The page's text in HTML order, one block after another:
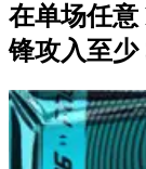
在单场任
锋攻入至少